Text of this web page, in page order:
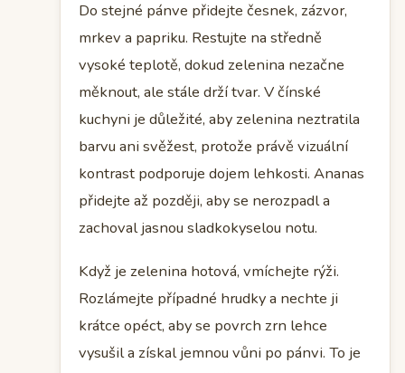
Do stejné pánve přidejte česnek, zázvor,
mrkev a papriku. Restujte na středně
vysoké teplotě, dokud zelenina nezačne
měknout, ale stále drží tvar. V čínské
kuchyni je důležité, aby zelenina neztratila
barvu ani svěžest, protože právě vizuální
kontrast podporuje dojem lehkosti. Ananas
přidejte až později, aby se nerozpadl a
zachoval jasnou sladkokyselou notu.
Když je zelenina hotová, vmíchejte rýži.
Rozlámejte případné hrudky a nechte ji
krátce opéct, aby se povrch zrn lehce
vysušil a získal jemnou vůni po pánvi. To je